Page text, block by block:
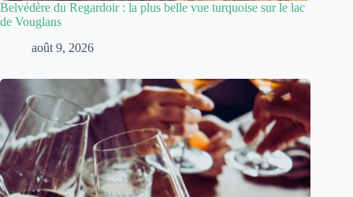
Belvédère du Regardoir : la plus belle vue turquoise sur le lac
de Vouglans
août 9, 2026